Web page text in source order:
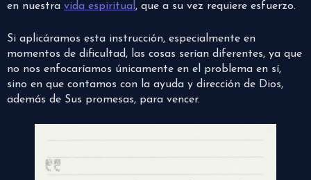
en nuestra vida espiritual, que a su vez requiere esfuerzo.
Si aplicáramos esta instrucción, especialmente en
momentos de dificultad, las cosas serían diferentes, ya que
no nos enfocaríamos únicamente en el problema en sí,
sino en que contamos con la ayuda y dirección de Dios,
además de Sus promesas, para vencer.